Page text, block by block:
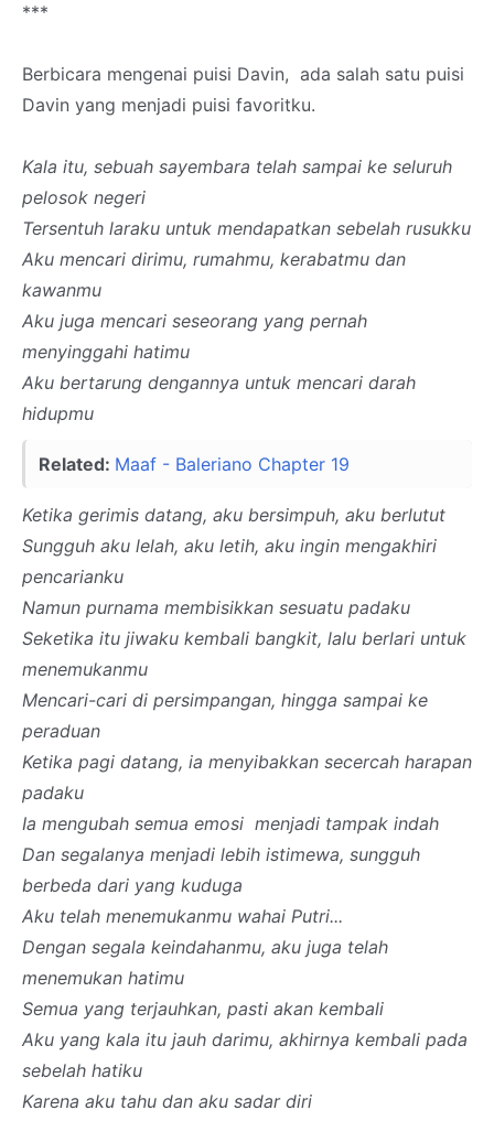
***
Berbicara mengenai puisi Davin, ada salah satu puisi
Davin yang menjadi puisi favoritku.
Kala itu, sebuah sayembara telah sampai ke seluruh
pelosok negeri
Tersentuh laraku untuk mendapatkan sebelah rusukku
Aku mencari dirimu, rumahmu, kerabatmu dan
kawanmu
Aku juga mencari seseorang yang pernah
menyinggahi hatimu
Aku bertarung dengannya untuk mencari darah
hidupmu
Related: Maaf - Baleriano Chapter 19
Ketika gerimis datang, aku bersimpuh, aku berlutut
Sungguh aku lelah, aku letih, aku ingin mengakhiri
pencarianku
Namun purnama membisikkan sesuatu padaku
Seketika itu jiwaku kembali bangkit, lalu berlari untuk
menemukanmu
Mencari-cari di persimpangan, hingga sampai ke
peraduan
Ketika pagi datang, ia menyibakkan secercah harapan
padaku
Ia mengubah semua emosi menjadi tampak indah
Dan segalanya menjadi lebih istimewa, sungguh
berbeda dari yang kuduga
Aku telah menemukanmu wahai Putri...
Dengan segala keindahanmu, aku juga telah
menemukan hatimu
Semua yang terjauhkan, pasti akan kembali
Aku yang kala itu jauh darimu, akhirnya kembali pada
sebelah hatiku
Karena aku tahu dan aku sadar diri